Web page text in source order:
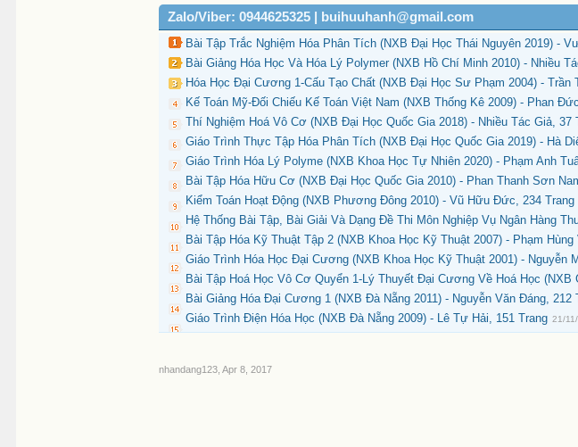
Zalo/Viber: 0944625325 | buihuuhanh@gmail.com
Bài Tập Trắc Nghiệm Hóa Phân Tích (NXB Đại Học Thái Nguyên 2019) -
Bài Giảng Hóa Học Và Hóa Lý Polymer (NXB Hồ Chí Minh 2010) - Nhiều
Hóa Học Đại Cương 1-Cấu Tạo Chất (NXB Đại Học Sư Phạm 2004) - Trần
Kế Toán Mỹ-Đối Chiếu Kế Toán Việt Nam (NXB Thống Kê 2009) - Phan
Thí Nghiệm Hoá Vô Cơ (NXB Đại Học Quốc Gia 2018) - Nhiều Tác Giả, 37
Giáo Trình Thực Tập Hóa Phân Tích (NXB Đại Học Quốc Gia 2019) - Hà
Giáo Trình Hóa Lý Polyme (NXB Khoa Học Tự Nhiên 2020) - Phạm Anh
Bài Tập Hóa Hữu Cơ (NXB Đại Học Quốc Gia 2010) - Phan Thanh Sơn
Kiểm Toán Hoạt Động (NXB Phương Đông 2010) - Vũ Hữu Đức, 234 Trang
Hệ Thống Bài Tập, Bài Giải Và Dạng Đề Thi Môn Nghiệp Vụ Ngân Hàng
Bài Tập Hóa Kỹ Thuật Tập 2 (NXB Khoa Học Kỹ Thuật 2007) - Phạm Hùng
Giáo Trình Hóa Học Đại Cương (NXB Khoa Học Kỹ Thuật 2001) - Nguyễn
Bài Tập Hoá Học Vô Cơ Quyển 1-Lý Thuyết Đại Cương Về Hoá Học (NXB
Bài Giảng Hóa Đại Cương 1 (NXB Đà Nẵng 2011) - Nguyễn Văn Đáng, 212
Giáo Trình Điện Hóa Học (NXB Đà Nẵng 2009) - Lê Tự Hải, 151 Trang 21/
nhandang123 Apr 8, 2017